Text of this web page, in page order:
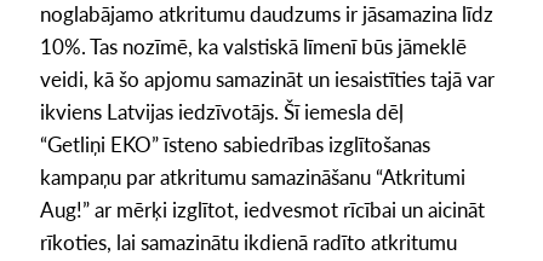
noglabājamo atkritumu daudzums ir jāsamazina līdz
10%. Tas nozīmē, ka valstiskā līmenī būs jāmeklē
veidi, kā šo apjomu samazināt un iesaistīties tajā var
ikviens Latvijas iedzīvotājs. Šī iemesla dēļ
“Getliņi EKO” īsteno sabiedrības izglītošanas
kampaņu par atkritumu samazināšanu “Atkritumi
Aug!” ar mērķi izglītot, iedvesmot rīcībai un aicināt
rīkoties, lai samazinātu ikdienā radīto atkritumu